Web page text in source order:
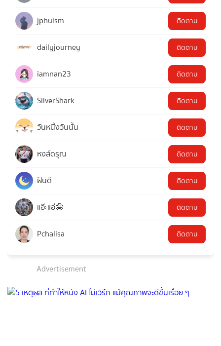
jphuism ติดตาม
dailyjourney ติดตาม
iamnan23 ติดตาม
SilverShark ติดตาม
วันหนึ่งวันนั้น ติดตาม
หงส์ดรุณ ติดตาม
ฝันดี ติดตาม
แอ๊ะแอ๋🤪 ติดตาม
Pchalisa ติดตาม
Advertisement